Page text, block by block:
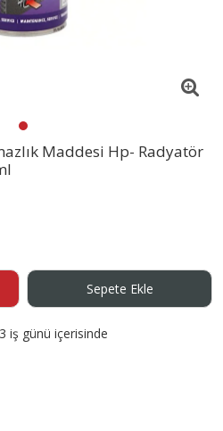
Maddesi Hp- Radyatör
Sepete Ekle
3 iş günü içerisinde